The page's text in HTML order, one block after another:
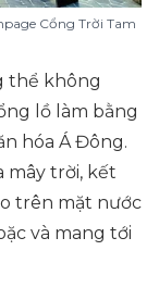
Cổng Trời Tam
thể không
lồ làm bằng
hóa Á Đông.
mây trời, kết
trên mặt nước
và mang tới